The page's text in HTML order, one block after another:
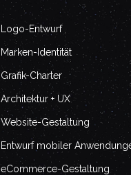
Logo-Entwurf
Marken-Identität
Grafik-Charter
Architektur + UX
Website-Gestaltung
Entwurf mobiler
eCommerce-Gestaltung